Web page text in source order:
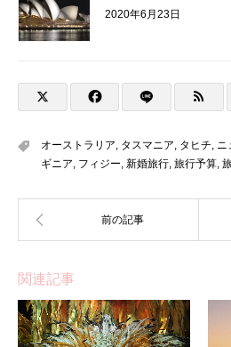
2020年6月23日
オーストラリア, タスマニア, タヒチ, ニ
ギニア, フィジー, 新婚旅行, 旅行予算,
関連記事